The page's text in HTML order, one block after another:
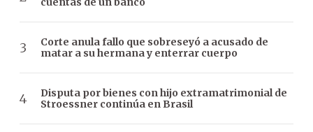
Corte anula fallo que sobreseyó a acusado de
matar a su hermana y enterrar cuerpo
Disputa por bienes con hijo extramatrimonial de
Stroessner continúa en Brasil